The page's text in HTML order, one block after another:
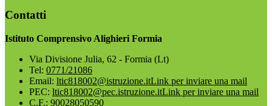
Contatti
Istituto Comprensivo Alighieri Formia
Via Divisione Julia, 62 - Formia (Lt)
Tel: 0771/21086
Email: ltic818002@istruzione.itLink per inviare una mail
PEC: ltic818002@pec.istruzione.itLink per inviare una mail
C.F.: 90028050590